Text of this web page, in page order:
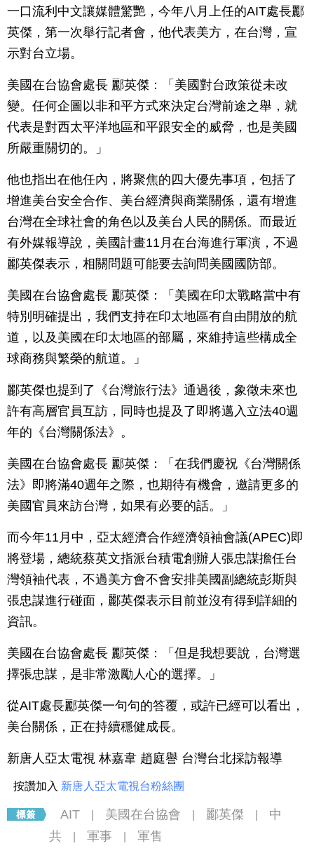
一口流利中文讓媒體驚艷，今年八月上任的AIT處長酈
英傑，第一次舉行記者會，他代表美方，在台灣，宣
示對台立場。
美國在台協會處長 酈英傑：「美國對台政策從未改
變。任何企圖以非和平方式來決定台灣前途之舉，就
代表是對西太平洋地區和平跟安全的威脅，也是美國
所嚴重關切的。」
他也指出在他任內，將聚焦的四大優先事項，包括了
增進美台安全合作、美台經濟與商業關係，還有增進
台灣在全球社會的角色以及美台人民的關係。而最近
有外媒報導說，美國計畫11月在台海進行軍演，不過
酈英傑表示，相關問題可能要去詢問美國國防部。
美國在台協會處長 酈英傑：「美國在印太戰略當中有
特別明確提出，我們支持在印太地區有自由開放的航
道，以及美國在印太地區的部屬，來維持這些構成全
球商務與繁榮的航道。」
酈英傑也提到了《台灣旅行法》通過後，象徵未來也
許有高層官員互訪，同時也提及了即將邁入立法40週
年的《台灣關係法》。
美國在台協會處長 酈英傑：「在我們慶祝《台灣關係
法》即將滿40週年之際，也期待有機會，邀請更多的
美國官員來訪台灣，如果有必要的話。」
而今年11月中，亞太經濟合作經濟領袖會議(APEC)即
將登場，總統蔡英文指派台積電創辦人張忠謀擔任台
灣領袖代表，不過美方會不會安排美國副總統彭斯與
張忠謀進行碰面，酈英傑表示目前並沒有得到詳細的
資訊。
美國在台協會處長 酈英傑：「但是我想要說，台灣選
擇張忠謀，是非常激勵人心的選擇。」
從AIT處長酈英傑一句句的答覆，或許已經可以看出，
美台關係，正在持續穩健成長。
新唐人亞太電視 林嘉韋 趙庭譽 台灣台北採訪報導
按讚加入 新唐人亞太電視台粉絲團
AIT 美國在台協會 酈英傑
中
共
軍事 軍售